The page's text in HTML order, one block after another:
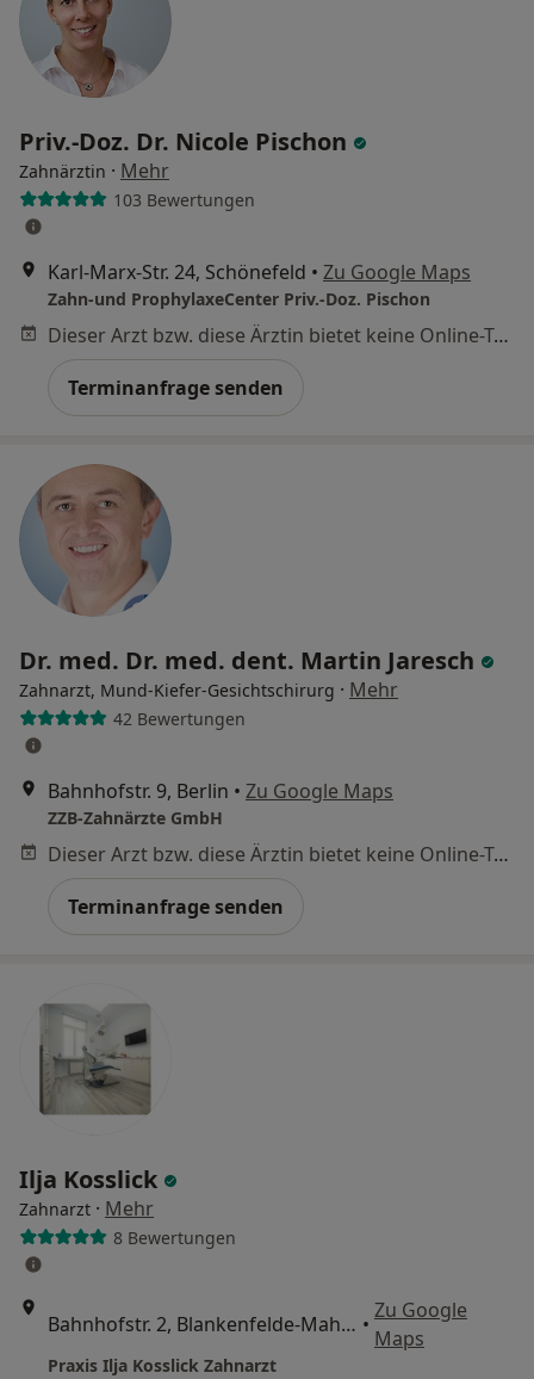
Priv.-Doz. Dr. Nicole Pischon
Zahnärztin · Mehr
103 Bewertungen
Karl-Marx-Str. 24, Schönefeld • Zu Google Maps
Zahn-und ProphylaxeCenter Priv.-Doz. Pischon
Dieser Arzt bzw. diese Ärztin bietet keine Online-Terminbuchung an diesem Standort an.
Terminanfrage senden
Dr. med. Dr. med. dent. Martin Jaresch
Zahnarzt, Mund-Kiefer-Gesichtschirurg · Mehr
42 Bewertungen
Bahnhofstr. 9, Berlin • Zu Google Maps
ZZB-Zahnärzte GmbH
Dieser Arzt bzw. diese Ärztin bietet keine Online-Terminbuchung an diesem Standort an.
Terminanfrage senden
Ilja Kosslick
Zahnarzt · Mehr
8 Bewertungen
Bahnhofstr. 2, Blankenfelde-Mahlow •
Zu Google
Maps
Praxis Ilja Kosslick Zahnarzt